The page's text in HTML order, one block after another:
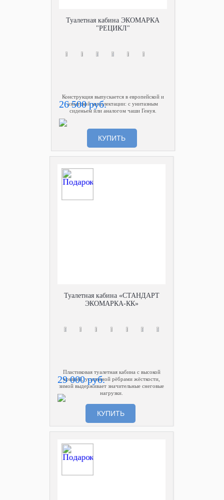
Туалетная кабина ЭКОМАРКА
"РЕЦИКЛ"
Конструкция выпускается в европейской и
азиатской комплектации: с унитазным
сиденьем или аналогом чаши Генуя.
26 500 руб.
КУПИТЬ
Туалетная кабина «СТАНДАРТ
ЭКОМАРКА-КК»
Пластиковая туалетная кабина с высокой
крышей, усиленной рёбрами жёсткости,
зимой выдерживает значительные снеговые
нагрузки.
29 000 руб.
КУПИТЬ